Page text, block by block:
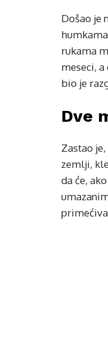
Došao je
rukama
meseci,
bio je
Dve
Zastao
zemlji,
da će,